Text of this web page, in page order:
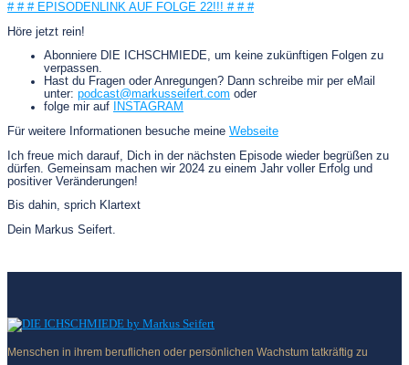
# # # EPISODENLINK AUF FOLGE 22!!! # # #
Höre jetzt rein!
Abonniere DIE ICHSCHMIEDE, um keine zukünftigen Folgen zu
verpassen.
Hast du Fragen oder Anregungen? Dann schreibe mir per eMail
unter: podcast@markusseifert.com oder
folge mir auf
INSTAGRAM
Für weitere Informationen besuche meine Webseite
Ich freue mich darauf, Dich in der nächsten Episode wieder begrüßen zu
dürfen. Gemeinsam machen wir 2024 zu einem Jahr voller Erfolg und
positiver Veränderungen!
Bis dahin, sprich Klartext
Dein Markus Seifert.
Menschen in ihrem beruflichen oder persönlichen Wachstum tatkräftig zu